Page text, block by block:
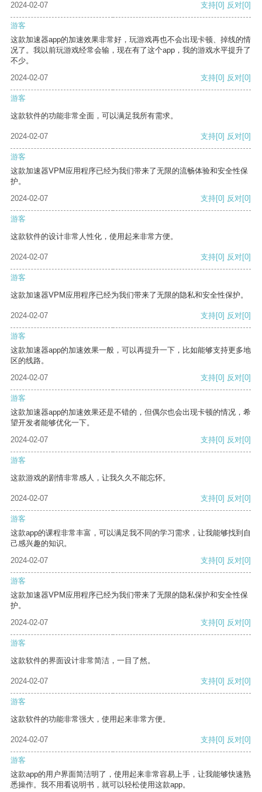
2024-02-07 支持[0] 反对[0]
游客
这款加速器app的加速效果非常好，玩游戏再也不会出现卡顿、掉线的情
况了。我以前玩游戏经常会输，现在有了这个app，我的游戏水平提升了
不少。
2024-02-07
支持[0] 反对[0]
游客
这款软件的功能非常全面，可以满足我所有需求。
2024-02-07 支持[0] 反对[0]
游客
这款加速器VPM应用程序已经为我们带来了无限的流畅体验和安全性保
护。
2024-02-07
支持[0] 反对[0]
游客
这款软件的设计非常人性化，使用起来非常方便。
2024-02-07 支持[0] 反对[0]
游客
这款加速器VPM应用程序已经为我们带来了无限的隐私和安全性保护。
2024-02-07 支持[0] 反对[0]
游客
这款加速器app的加速效果一般，可以再提升一下，比如能够支持更多地
区的线路。
2024-02-07
支持[0] 反对[0]
游客
这款加速器app的加速效果还是不错的，但偶尔也会出现卡顿的情况，希
望开发者能够优化一下。
2024-02-07
支持[0] 反对[0]
游客
这款游戏的剧情非常感人，让我久久不能忘怀。
2024-02-07 支持[0] 反对[0]
游客
这款app的课程非常丰富，可以满足我不同的学习需求，让我能够找到自
己感兴趣的知识。
2024-02-07
支持[0] 反对[0]
游客
这款加速器VPM应用程序已经为我们带来了无限的隐私保护和安全性保
护。
2024-02-07
支持[0] 反对[0]
游客
这款软件的界面设计非常简洁，一目了然。
2024-02-07 支持[0] 反对[0]
游客
这款软件的功能非常强大，使用起来非常方便。
2024-02-07 支持[0] 反对[0]
游客
这款app的用户界面简洁明了，使用起来非常容易上手，让我能够快速熟
悉操作。我不用看说明书，就可以轻松使用这款app。